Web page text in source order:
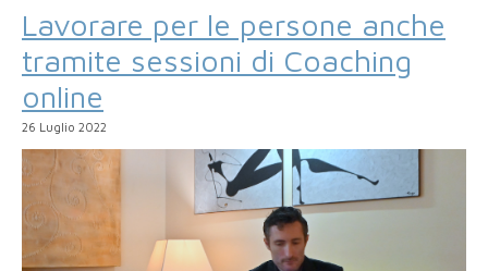
Lavorare per le persone anche
tramite sessioni di Coaching
online
26 Luglio 2022